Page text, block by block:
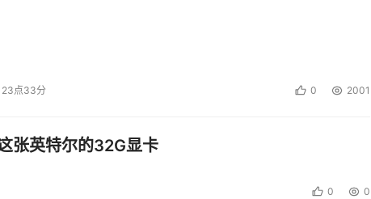
点33分 0 2001
张英特尔的32G显卡
0 0